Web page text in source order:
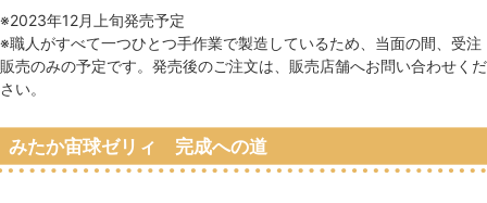
※2023年12月上旬発売予定
※職人がすべて一つひとつ手作業で製造しているため、当面の間、受注
販売のみの予定です。発売後のご注文は、販売店舗へお問い合わせくだ
さい。
みたか宙球ゼリィ 完成への道